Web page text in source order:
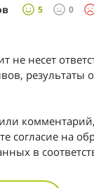
5 0
не несет
результаты
согласие на
в